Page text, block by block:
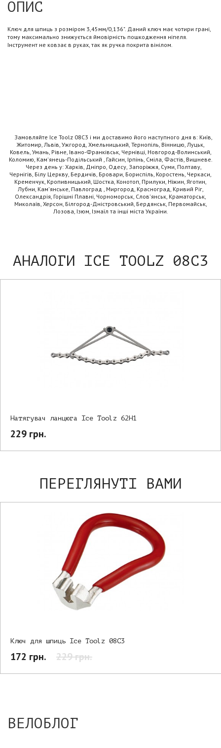
ОПИС
Ключ для шпиць з розміром 3,45мм/0,136". Даний ключ має чотири грані,
тому максимально знижується ймовірність пошкодження ніпеля.
Інструмент не ковзає в руках, так як ручка покрита вінілом.
Замовляйте Ice Toolz 08C3 і ми доставимо його наступного дня в: Київ,
Житомир, Львів, Ужгород, Хмельницький, Тернопіль, Вінницю, Луцьк,
Ковель, Умань, Рівне, Івано-Франківськ, Чернівці, Новгород-Волинський,
Коломию, Кам'янець-Подільський , Гайсин, Ірпінь, Сміла, Фастів, Вишневе.
Через день у: Харків, Дніпро, Одесу, Запоріжжя, Суми, Полтаву,
Чернігів, Білу Церкву, Бердичів, Бровари, Бориспіль, Коростень, Черкаси,
Кременчук, Кропивницький, Шостка, Конотоп, Прилуки, Ніжин, Яготин,
Лубни, Кам'янське, Павлоград , Миргород, Красноград, Кривий Ріг,
Олександрія, Горішні Плавні, Чорноморськ, Слов'янськ, Краматорськ,
Миколаїв, Херсон, Білгород-Дністровський, Бердянськ, Первомайськ,
Лозова, Ізюм, Ізмаїл та інші міста України.
АНАЛОГИ ICE TOOLZ 08C3
Натягувач ланцюга Ice Toolz 62H1
229 грн.
ПЕРЕГЛЯНУТІ ВАМИ
Ключ для шпиць Ice Toolz 08C3
172 грн. 229 грн.
ВЕЛОБЛОГ